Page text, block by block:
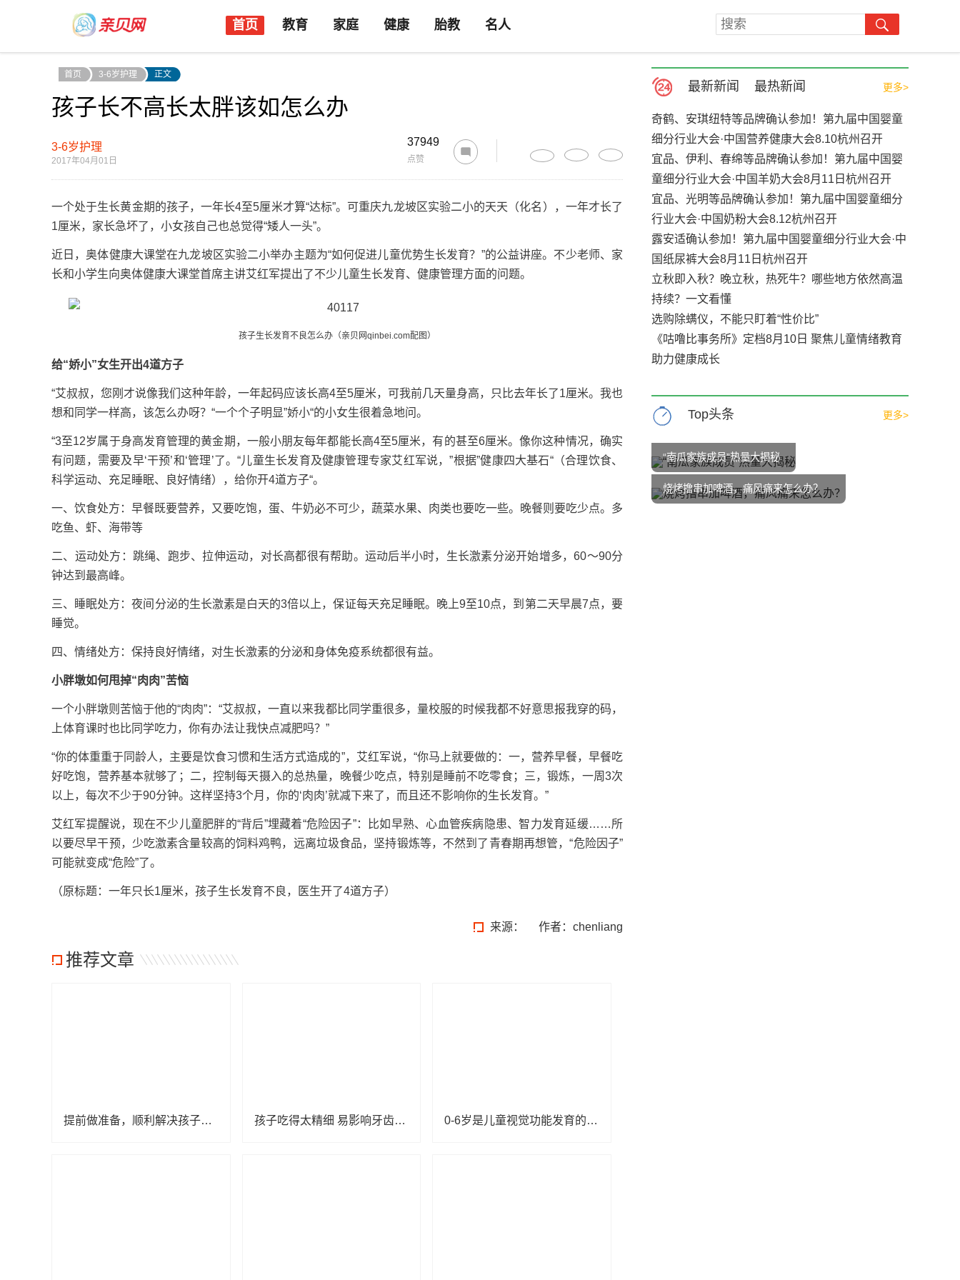
首页 教育 家庭 健康 胎教 名人
首页 3-6岁护理 正文
孩子长不高长太胖该如怎么办
3-6岁护理
2017年04月01日
37949
点赞
一个处于生长黄金期的孩子，一年长4至5厘米才算“达标”。可重庆九龙坡区实验二小的天天（化名），一年才长了
1厘米，家长急坏了，小女孩自己也总觉得“矮人一头”。
近日，奥体健康大课堂在九龙坡区实验二小举办主题为“如何促进儿童优势生长发育？”的公益讲座。不少老师、家
长和小学生向奥体健康大课堂首席主讲艾红军提出了不少儿童生长发育、健康管理方面的问题。
孩子生长发育不良怎么办（亲贝网qinbei.com配图）
给“娇小”女生开出4道方子
“艾叔叔，您刚才说像我们这种年龄，一年起码应该长高4至5厘米，可我前几天量身高，只比去年长了1厘米。我也
想和同学一样高，该怎么办呀？“一个个子明显”娇小“的小女生很着急地问。
“3至12岁属于身高发育管理的黄金期，一般小朋友每年都能长高4至5厘米，有的甚至6厘米。像你这种情况，确实
有问题，需要及早‘干预’和‘管理’了。“儿童生长发育及健康管理专家艾红军说，”根据”健康四大基石“（合理饮食、
科学运动、充足睡眠、良好情绪），给你开4道方子“。
一、饮食处方：早餐既要营养，又要吃饱，蛋、牛奶必不可少，蔬菜水果、肉类也要吃一些。晚餐则要吃少点。多
吃鱼、虾、海带等
二、运动处方：跳绳、跑步、拉伸运动，对长高都很有帮助。运动后半小时，生长激素分泌开始增多，60～90分
钟达到最高峰。
三、睡眠处方：夜间分泌的生长激素是白天的3倍以上，保证每天充足睡眠。晚上9至10点，到第二天早晨7点，要
睡觉。
四、情绪处方：保持良好情绪，对生长激素的分泌和身体免疫系统都很有益。
小胖墩如何甩掉“肉肉”苦恼
一个小胖墩则苦恼于他的“肉肉”：“艾叔叔，一直以来我都比同学重很多，量校服的时候我都不好意思报我穿的码，
上体育课时也比同学吃力，你有办法让我快点减肥吗？”
“你的体重重于同龄人，主要是饮食习惯和生活方式造成的”，艾红军说，“你马上就要做的：一，营养早餐，早餐吃
好吃饱，营养基本就够了；二，控制每天摄入的总热量，晚餐少吃点，特别是睡前不吃零食；三，锻炼，一周3次
以上，每次不少于90分钟。这样坚持3个月，你的‘肉肉’就减下来了，而且还不影响你的生长发育。”
艾红军提醒说，现在不少儿童肥胖的“背后”埋藏着“危险因子”：比如早熟、心血管疾病隐患、智力发育延缓……所
以要尽早干预，少吃激素含量较高的饲料鸡鸭，远离垃圾食品，坚持锻炼等，不然到了青春期再想管，“危险因子”
可能就变成“危险”了。
（原标题： 一年只长1厘米，孩子生长发育不良，医生开了4道方子）
来源： 作者：chenliang
推荐文章
提前做准备，顺利解决孩子换牙烦恼 孩子吃得太精细 易影响牙齿生长 0-6岁是儿童视觉功能发育的关键期
最新新闻 最热新闻 更多>
奇鹤、安琪纽特等品牌确认参加！第九届中国婴童
细分行业大会·中国营养健康大会8.10杭州召开
宜品、伊利、春绵等品牌确认参加！第九届中国婴
童细分行业大会·中国羊奶大会8月11日杭州召开
宜品、光明等品牌确认参加！第九届中国婴童细分
行业大会·中国奶粉大会8.12杭州召开
露安适确认参加！第九届中国婴童细分行业大会·中
国纸尿裤大会8月11日杭州召开
立秋即入秋？晚立秋，热死牛？哪些地方依然高温
持续？一文看懂
选购除螨仪，不能只盯着“性价比”
《咕噜比事务所》定档8月10日 聚焦儿童情绪教育
助力健康成长
Top头条 更多>
“南瓜家族成员”热量大揭秘
烧烤撸串加啤酒，痛风痛来怎么办？